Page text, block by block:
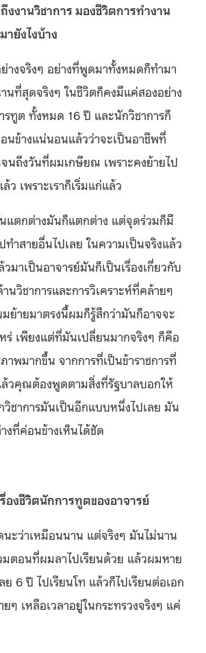
งานวิชาการ มองชีวิตการทำงาน
ายังไงบ้าง
างจริงๆ อย่างที่พูดมาทั้งหมดก็ทำมา
ที่สุดจริงๆ ในชีวิตก็คงมีแค่สองอย่าง
รทูต ทั้งหมด 16 ปี และนักวิชาการก็
นข้างแน่นอนแล้วว่าจะเป็นอาชีพที่
นถึงวันที่ผมเกษียณ เพราะคงย้ายไป
ว เพราะเราก็เริ่มแก่แล้ว
แตกต่างมันก็แตกต่าง แต่จุดร่วมก็มี
ำสายอื่นไปเลย ในความเป็นจริงแล้ว
มาเป็นอาจารย์มันก็เป็นเรื่องเกี่ยวกับ
นวิชาการและการวิเคราะห์ที่คล้ายๆ
ย้ายมาตรงนี้ผมก็รู้สึกว่ามันก็อาจจะ
ร่ เพียงแต่ที่มันเปลี่ยนมากจริงๆ ก็คือ
พมากขึ้น จากการที่เป็นข้าราชการที่
วคุณต้องพูดตามสิ่งที่รัฐบาลบอกให้
ชาการมันเป็นอีกแบบหนึ่งไปเลย มัน
งที่ค่อนข้างเห็นได้ชัด
องชีวิตนักการทูตของอาจารย์
ะว่าเหมือนนาน แต่จริงๆ มันไม่นาน
มตอนที่ผมลาไปเรียนด้วย แล้วผมหาย
ย 6 ปี ไปเรียนโท แล้วก็ไปเรียนต่อเอก
ๆ เหลือเวลาอยู่ในกระทรวงจริงๆ แค่